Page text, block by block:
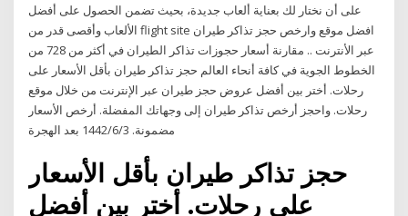
على أن نختار لك بعناية ألعاب جديدة، بحيث تضمن الحصول على أفضل
الألعاب وأقصى قدر من flight site افضل موقع وارخص حجز تذاكر طيران
عبر الأنترنت .. مقارنة أسعار حجوزات تذاكر الطيران في أكثر من 728 من
الخطوط الجوية في كافة أنحاء العالم حجز تذاكر طيران بأقل الأسعار على
رحلات. أختر بين أفضل عروض حجز طيران عبر الإنترنت من خلال موقع
رحلات. واحجز أرخص تذاكر طيران إلى وجهاتك المفضلة. أرخص الأسعار
مضمونة. 3‏‏/6‏‏/1442 بعد الهجرة
حجز تذاكر طيران بأقل الأسعار
على رحلات. أختر بين أفضل